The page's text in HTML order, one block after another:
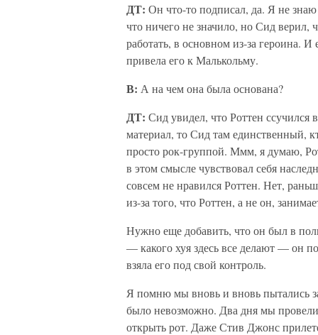
ДТ: Он что-то подписал, да. Я не
что ничего не значило, но Сид
работать, в основном из-за героина.
привела его к Малькольму.
В: А на чем она была основана?
ДТ: Сид увидел, что Роттен ссучился
материал, то Сид там единственный,
просто рок-группой. Ммм, я думаю,
в этом смысле чувствовал себя
совсем не нравился Роттен. Нет,
из-за того, что Роттен, а не он,
Нужно еще добавить, что он был в
— какого хуя здесь все делают — он
взяла его под свой контроль.
Я помню мы вновь и вновь пытались
было невозможно. Два дня мы
открыть рот. Даже Стив Джонс